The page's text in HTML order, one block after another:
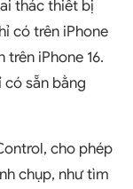
thác thiết bị
có trên iPhone
trên iPhone 16.
có sẵn bằng
cho phép
chụp, như tìm